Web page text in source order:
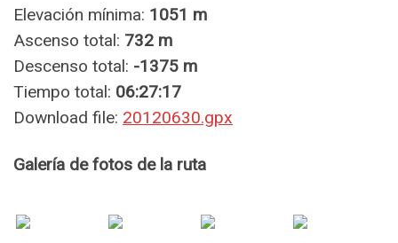
Elevación mínima: 1051 m
Ascenso total: 732 m
Descenso total: -1375 m
Tiempo total: 06:27:17
Download file: 20120630.gpx
Galería de fotos de la ruta